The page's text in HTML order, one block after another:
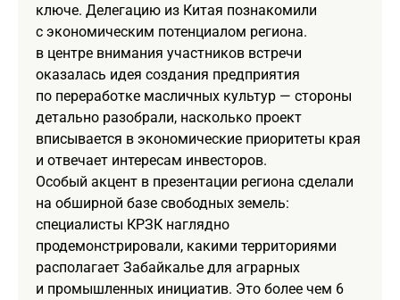
ключе. Делегацию из Китая познакомили
с экономическим потенциалом региона.
в центре внимания участников встречи
оказалась идея создания предприятия
по переработке масличных культур — стороны
детально разобрали, насколько проект
вписывается в экономические приоритеты края
и отвечает интересам инвесторов.
Особый акцент в презентации региона сделали
на обширной базе свободных земель:
специалисты КРЗК наглядно
продемонстрировали, какими территориями
располагает Забайкалье для аграрных
и промышленных инициатив. Это более чем 6